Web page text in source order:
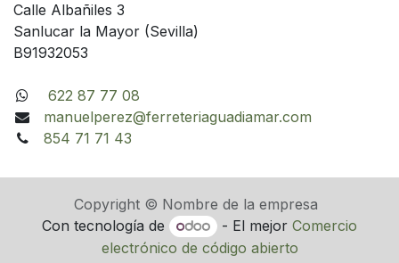
Calle Albañiles 3
Sanlucar la Mayor (Sevilla)
B91932053
622 87 77 08
manuelperez@ferreteriaguadiamar.com
854 71 71 43
Copyright © Nombre de la empresa
Con tecnología de
- El mejorComercio
electrónico de código abierto